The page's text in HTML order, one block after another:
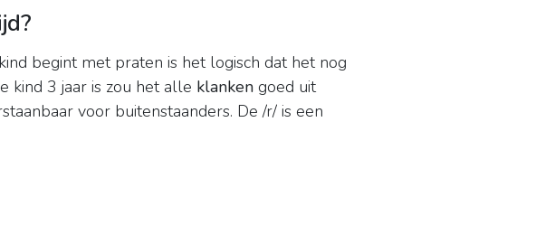
begint met praten is het logisch dat het nog
kind 3 jaar is zou het alle klanken goed uit
voor buitenstaanders. De /r/ is een